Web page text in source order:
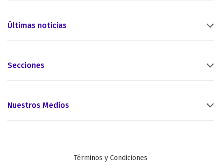
Últimas noticias
Secciones
Nuestros Medios
Términos y Condiciones